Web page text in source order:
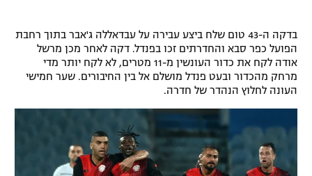
הצטרפות לחבילת הערוצים
לוח דרושים – ג'ובנט
המגזין
בדקה ה-43 טום שלח ביצע עבירה על עבדאללה ג'אבר בתוך רחבת
הפועל כפר סבא והחדרתים זכו בפנדל. דקה לאחר מכן מרשל
אודה לקח את כדור העונשין מ-11 מטרים, לא לקח יותר מדי
מרחק מהכדור ובעט פנדל מושלם אל בין החיבורים. שער חמישי
העונה לחלוץ הנהדר של חדרה.